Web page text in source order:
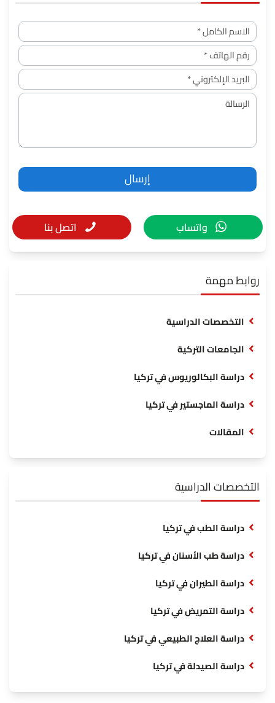
واتساب اتصل بنا
روابط مهمة
التخصصات الدراسية
الجامعات التركية
دراسة البكالوريوس في تركيا
دراسة الماجستير في تركيا
المقالات
التخصصات الدراسية
دراسة الطب في تركيا
دراسة طب الأسنان في تركيا
دراسة الطيران في تركيا
دراسة التمريض في تركيا
دراسة العلاج الطبيعي في تركيا
دراسة الصيدلة في تركيا